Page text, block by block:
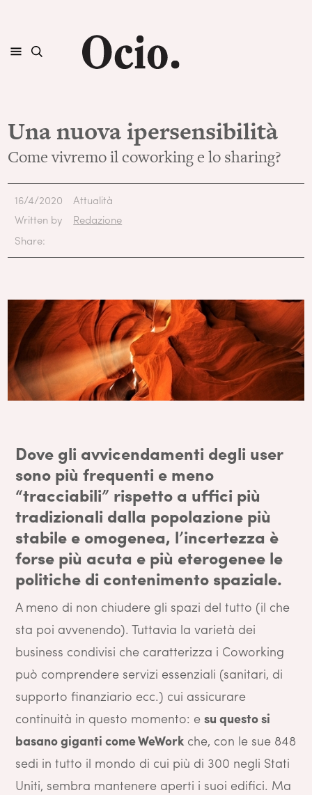
Una nuova ipersensibilità
Come vivremo il coworking e lo sharing?
16/4/2020
Attualità
Written by
Redazione
Share:
Dove gli avvicendamenti degli user
sono più frequenti e meno
“tracciabili” rispetto a uffici più
tradizionali dalla popolazione più
stabile e omogenea, l’incertezza è
forse più acuta e più eterogenee le
politiche di contenimento spaziale.
A meno di non chiudere gli spazi del tutto (il che
sta poi avvenendo). Tuttavia la varietà dei
business condivisi che caratterizza i Coworking
può comprendere servizi essenziali (sanitari, di
supporto finanziario ecc.) cui assicurare
continuità in questo momento: e su questo si
basano giganti come WeWorkche, con le sue 848
sedi in tutto il mondo di cui più di 300 negli Stati
Uniti, sembra mantenere aperti i suoi edifici. Ma